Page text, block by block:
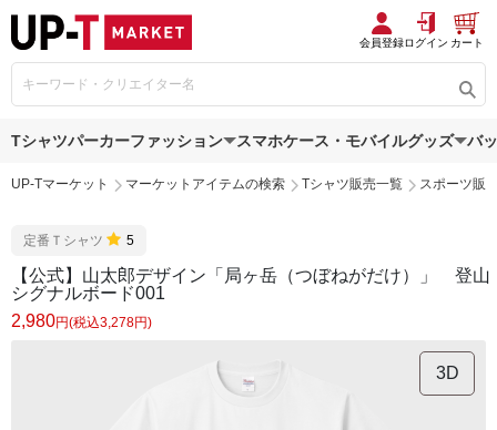
会員登録ログイン カート
Tシャツパーカーファッション スマホケース・モバイルグッズ バ
UP-Tマーケット マーケットアイテムの検索 Tシャツ販売一覧 スポーツ販
定番Ｔシャツ 5
【公式】山太郎デザイン「局ヶ岳（つぼねがだけ）」 登山
シグナルボード001
2,980円(税込3,278円)
3D